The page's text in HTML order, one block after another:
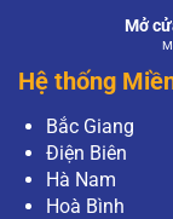
Mở
Hệ thống
Bắc Giang
Điện Biên
Hà Nam
Hoà Bình